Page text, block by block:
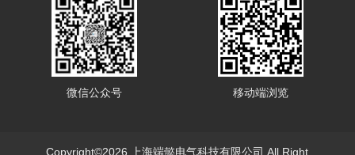
微信公众号 移动端浏览
Copyright©2026 上海端懿电气科技有限公司 All Right